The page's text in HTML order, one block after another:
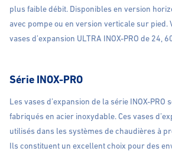
plus faible débit. Disponibles en version
avec pompe ou en version verticale sur pied.
vases d’expansion ULTRA INOX-PRO de 24,
Série INOX-PRO
Les vases d’expansion de la série INOX-PRO
fabriqués en acier inoxydable. Ces vases
utilisés dans les systèmes de chaudières à
Ils constituent un excellent choix pour des